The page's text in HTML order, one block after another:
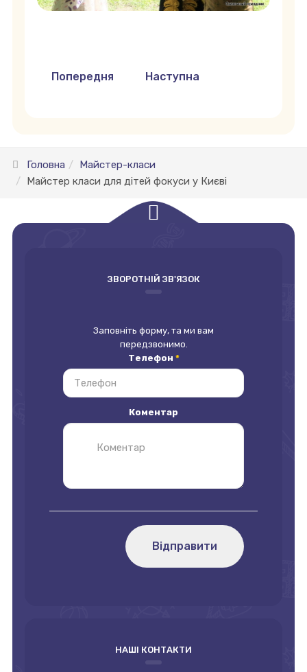
Попередня стаття: Майстер клас для дітей
Попередня Наступна стаття: Майстер
Наступна
Головна
Майстер-класи
Майстер класи для дітей фокуси у Києві
ЗВОРОТНІЙ ЗВ'ЯЗОК
Заповніть форму, та ми вам
передзвонимо.
Телефон *
Коментар
Відправити
НАШІ КОНТАКТИ